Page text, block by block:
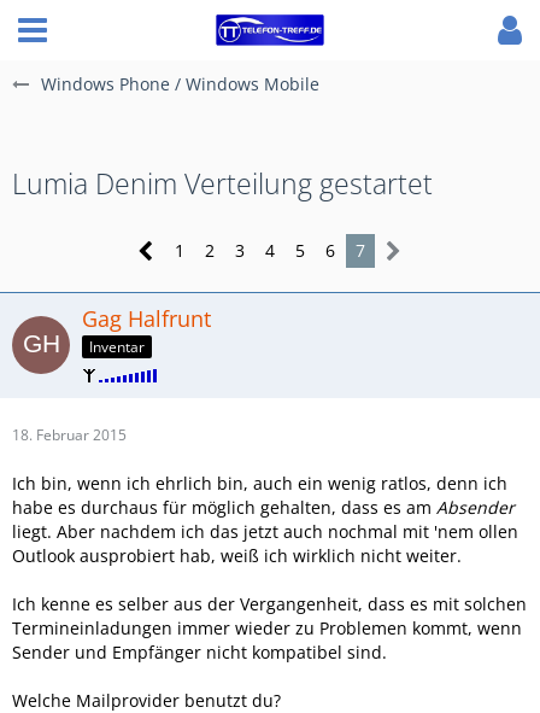
Windows Phone / Windows Mobile
Lumia Denim Verteilung gestartet
1 2 3 4 5 6 7
Gag Halfrunt
Inventar
18. Februar 2015
Ich bin, wenn ich ehrlich bin, auch ein wenig ratlos, denn ich
habe es durchaus für möglich gehalten, dass es am Absender
liegt. Aber nachdem ich das jetzt auch nochmal mit 'nem ollen
Outlook ausprobiert hab, weiß ich wirklich nicht weiter.
Ich kenne es selber aus der Vergangenheit, dass es mit solchen
Termineinladungen immer wieder zu Problemen kommt, wenn
Sender und Empfänger nicht kompatibel sind.
Welche Mailprovider benutzt du?